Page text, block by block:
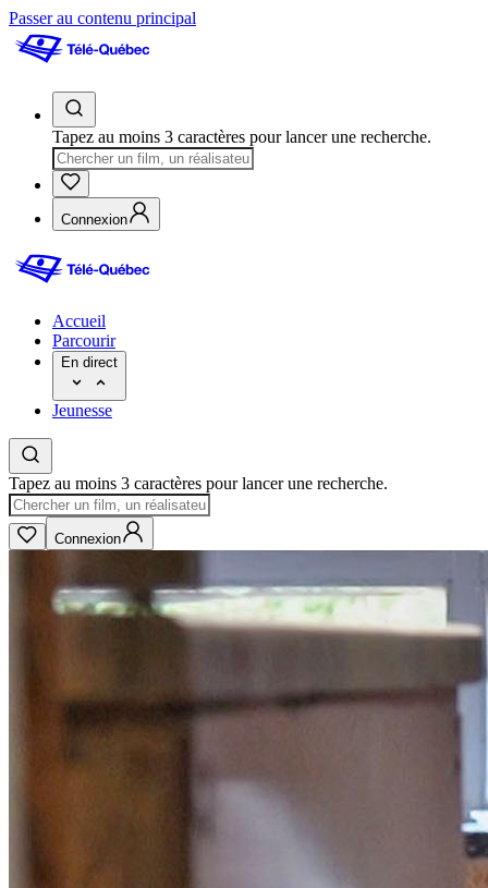
Passer au contenu principal
Tapez au moins 3 caractères pour lancer une recherche.
Connexion
Accueil
Parcourir
En direct
Jeunesse
Tapez au moins 3 caractères pour lancer une recherche.
Connexion